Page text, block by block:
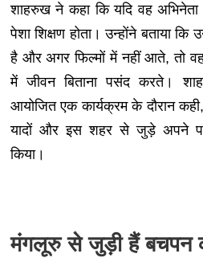
शाहरुख ने कहा कि यदि वह अभिनेता
पेशा शिक्षण होता। उन्होंने बताया कि
है और अगर फिल्मों में नहीं आते, तो
में जीवन बिताना पसंद करते।
आयोजित एक कार्यक्रम के दौरान
यादों और इस शहर से जुड़े अपने
किया।
मंगलूरु से जुड़ी हैं बचपन